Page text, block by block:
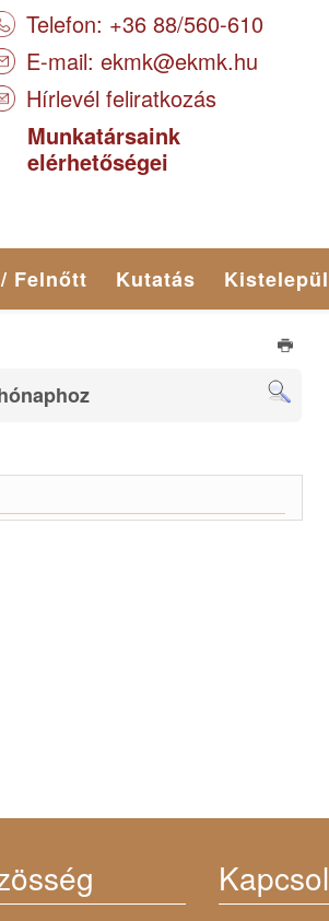
Telefon: +36 88/560-610
E-mail: ekmk@ekmk.hu
Hírlevél feliratkozás
Munkatársaink
elérhetőségei
Felnőtt Kutatás